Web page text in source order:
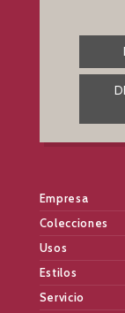
Empresa
Colecciones
Usos
Estilos
Servicio